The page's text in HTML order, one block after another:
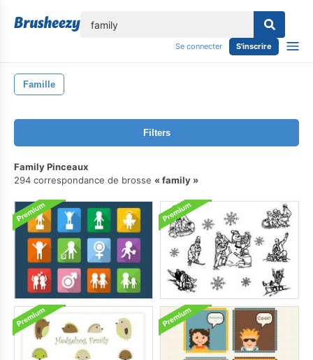
Se connecter S'inscrire
Famille
Filters
Family Pinceaux
294 correspondance de brosse
family